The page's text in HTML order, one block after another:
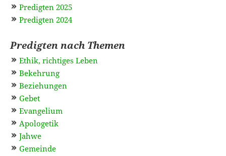
Predigten 2025
Predigten 2024
Predigten nach Themen
Ethik, richtiges Leben
Bekehrung
Beziehungen
Gebet
Evangelium
Apologetik
Jahwe
Gemeinde